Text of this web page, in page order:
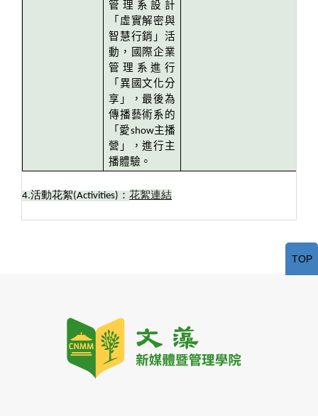
管理系設計
「虛實解密與
智慧行銷」活
動，國際企業
管理系進行
「異國文化分
享」，最後為
傳播藝術系的
「愛show主播
營」，進行主
播體驗。
4.活動花絮(Activities) ： 花絮連結
TOP